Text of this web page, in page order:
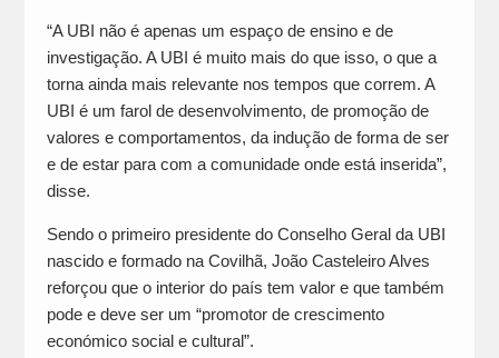
“A UBI não é apenas um espaço de ensino e de
investigação. A UBI é muito mais do que isso, o que a
torna ainda mais relevante nos tempos que correm. A
UBI é um farol de desenvolvimento, de promoção de
valores e comportamentos, da indução de forma de ser
e de estar para com a comunidade onde está inserida”,
disse.
Sendo o primeiro presidente do Conselho Geral da UBI
nascido e formado na Covilhã, João Casteleiro Alves
reforçou que o interior do país tem valor e que também
pode e deve ser um “promotor de crescimento
económico social e cultural”.